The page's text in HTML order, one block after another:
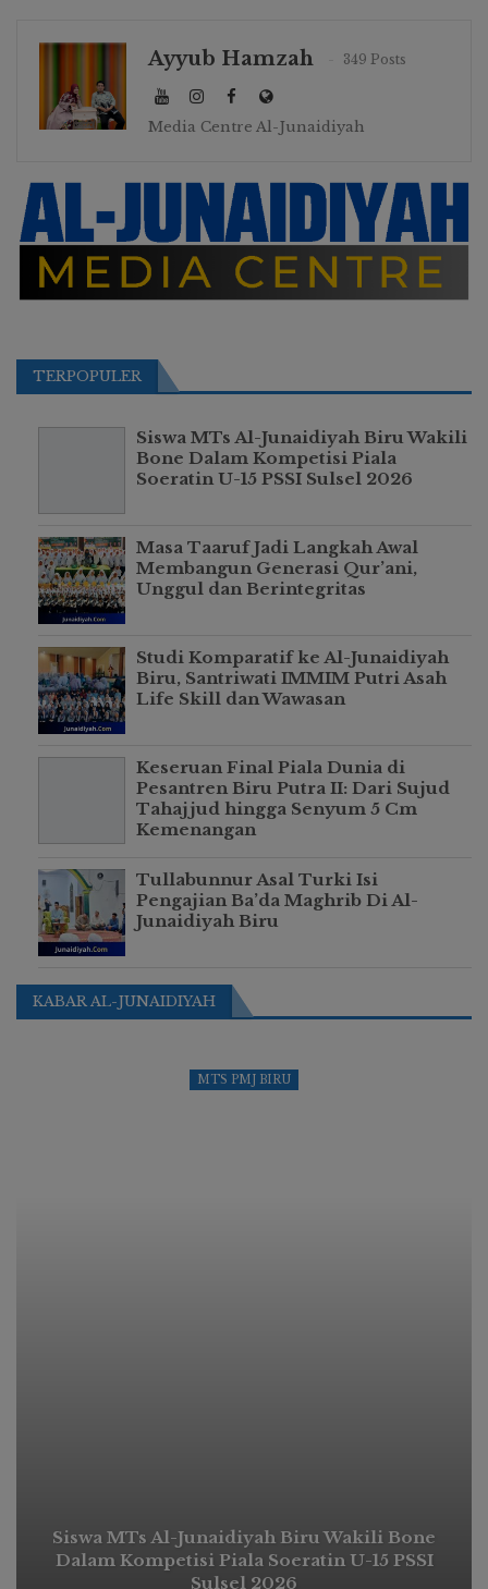
Ayyub Hamzah 349 Posts
Media Centre Al-Junaidiyah
TERPOPULER
Siswa MTs Al-Junaidiyah Biru Wakili
Bone Dalam Kompetisi Piala
Soeratin U-15 PSSI Sulsel 2026
Masa Taaruf Jadi Langkah Awal
Membangun Generasi Qur’ani,
Unggul dan Berintegritas
Studi Komparatif ke Al-Junaidiyah
Biru, Santriwati IMMIM Putri Asah
Life Skill dan Wawasan
Keseruan Final Piala Dunia di
Pesantren Biru Putra II: Dari Sujud
Tahajjud hingga Senyum 5 Cm
Kemenangan
Tullabunnur Asal Turki Isi
Pengajian Ba’da Maghrib Di Al-
Junaidiyah Biru
KABAR AL-JUNAIDIYAH
MTS PMJ BIRU
Siswa MTs Al-Junaidiyah Biru Wakili Bone
Dalam Kompetisi Piala Soeratin U-15 PSSI
Sulsel 2026